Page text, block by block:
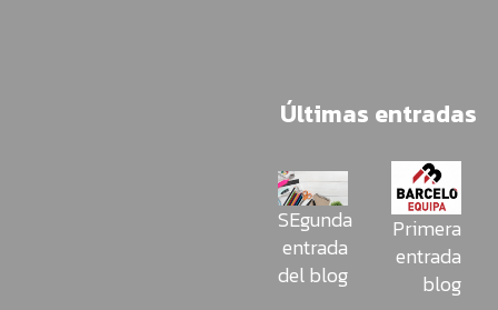
Últimas entradas
SEgunda
entrada
del blog
Primera
entrada
blog